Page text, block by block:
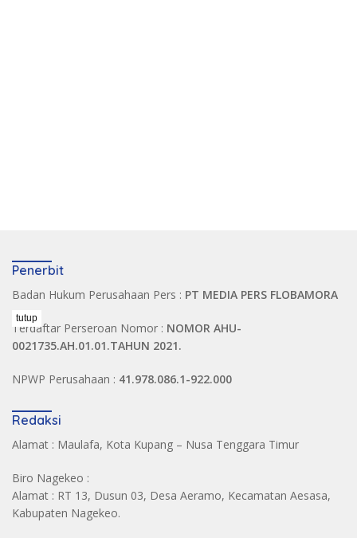
Penerbit
Badan Hukum Perusahaan Pers : PT MEDIA PERS FLOBAMORA
Terdaftar Perseroan Nomor : NOMOR AHU-
0021735.AH.01.01.TAHUN 2021.
NPWP Perusahaan : 41.978.086.1-922.000
Redaksi
Alamat : Maulafa, Kota Kupang – Nusa Tenggara Timur
Biro Nagekeo :
Alamat : RT 13, Dusun 03, Desa Aeramo, Kecamatan Aesasa,
Kabupaten Nagekeo.
tutup